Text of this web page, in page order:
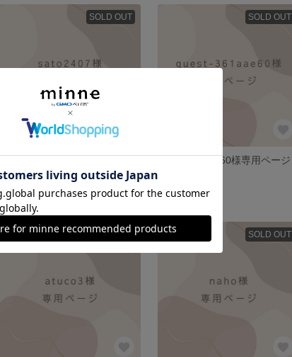
SOLD OUT
円
SOLD OUT
guest-361aae60様専用ページ
SOLD OUT SOLD OUT